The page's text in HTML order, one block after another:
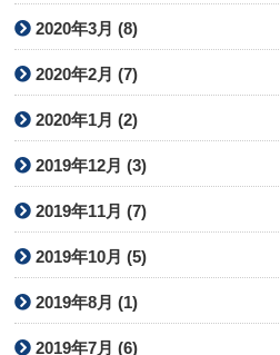
2020年3月 (8)
2020年2月 (7)
2020年1月 (2)
2019年12月 (3)
2019年11月 (7)
2019年10月 (5)
2019年8月 (1)
2019年7月 (6)